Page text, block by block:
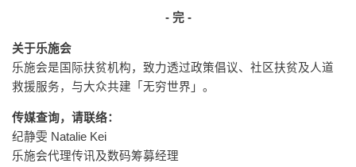
- 完 -
关于乐施会
乐施会是国际扶贫机构，致力透过政策倡议、社区扶贫及人道
救援服务，与大众共建「无穷世界」。
传媒查询，请联络：
纪静雯 Natalie Kei
乐施会代理传讯及数码筹募经理